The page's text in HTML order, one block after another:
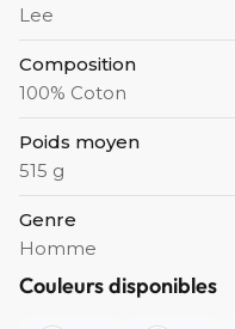
Lee
Composition
100% Coton
Poids moyen
515 g
Genre
Homme
Couleurs disponibles